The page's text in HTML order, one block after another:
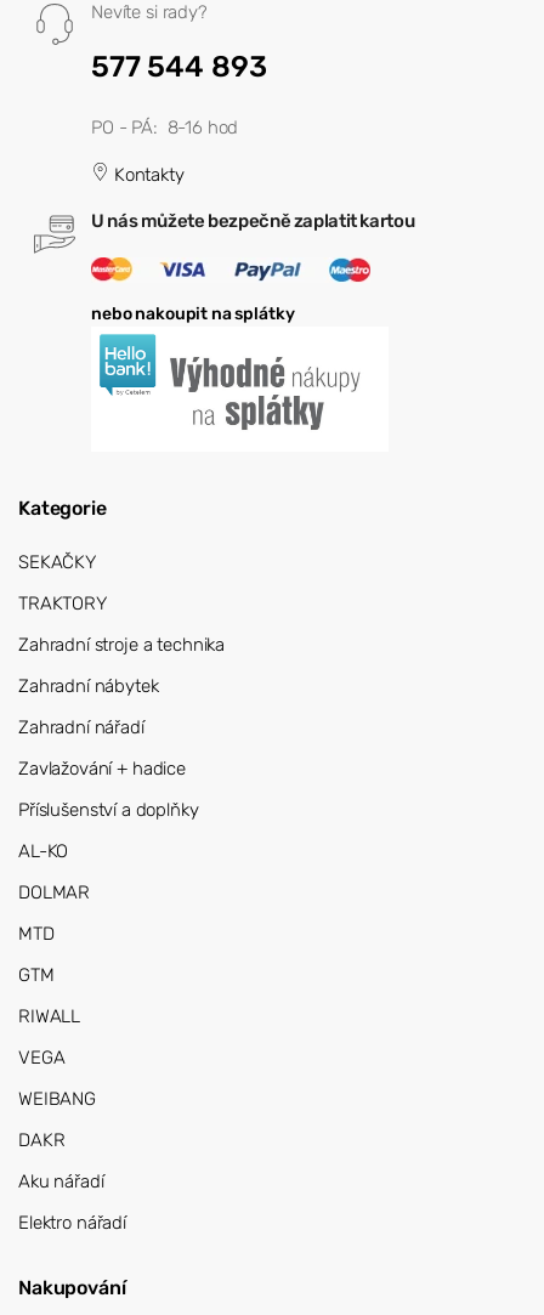
Nevíte si rady?
577 544 893
PO - PÁ: 8-16 hod
Kontakty
U nás můžete bezpečně zaplatit kartou
nebo nakoupit na splátky
Kategorie
SEKAČKY
TRAKTORY
Zahradní stroje a technika
Zahradní nábytek
Zahradní nářadí
Zavlažování + hadice
Příslušenství a doplňky
AL-KO
DOLMAR
MTD
GTM
RIWALL
VEGA
WEIBANG
DAKR
Aku nářadí
Elektro nářadí
Nakupování